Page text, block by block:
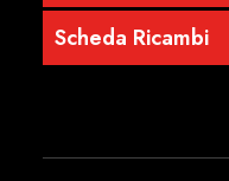
Scheda Ricambi